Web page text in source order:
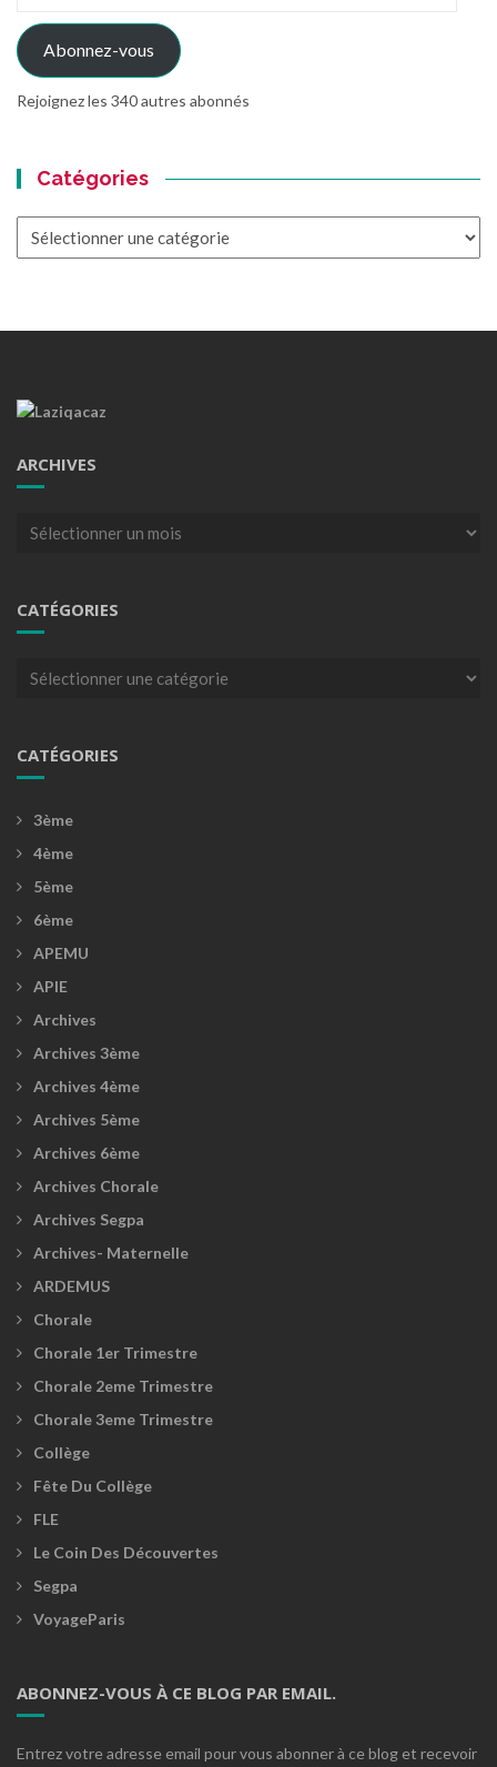
mail
Abonnez-vous
Rejoignez les 340 autres abonnés
Catégories
ARCHIVES
Archives
CATÉGORIES
Catégories
CATÉGORIES
3ème
4ème
5ème
6ème
APEMU
APIE
Archives
Archives 3ème
Archives 4ème
Archives 5ème
Archives 6ème
Archives Chorale
Archives Segpa
Archives- Maternelle
ARDEMUS
Chorale
Chorale 1er Trimestre
Chorale 2eme Trimestre
Chorale 3eme Trimestre
Collège
Fête Du Collège
FLE
Le Coin Des Découvertes
Segpa
VoyageParis
ABONNEZ-VOUS À CE BLOG PAR EMAIL.
Entrez votre adresse email pour vous abonner à ce blog et recevoir